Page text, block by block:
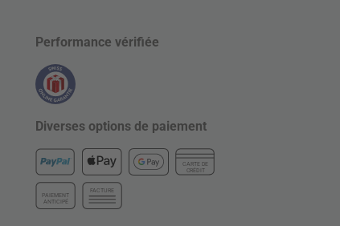
Performance vérifiée
Diverses options de paiement
CARTE DE
CRÉDIT
PAIEMENT
ANTICIPÉ
FACTURE